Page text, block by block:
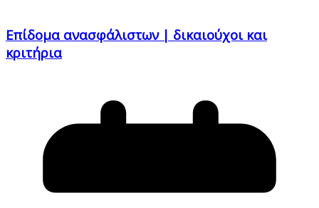
Επίδομα ανασφάλιστων | δικαιούχοι και
κριτήρια